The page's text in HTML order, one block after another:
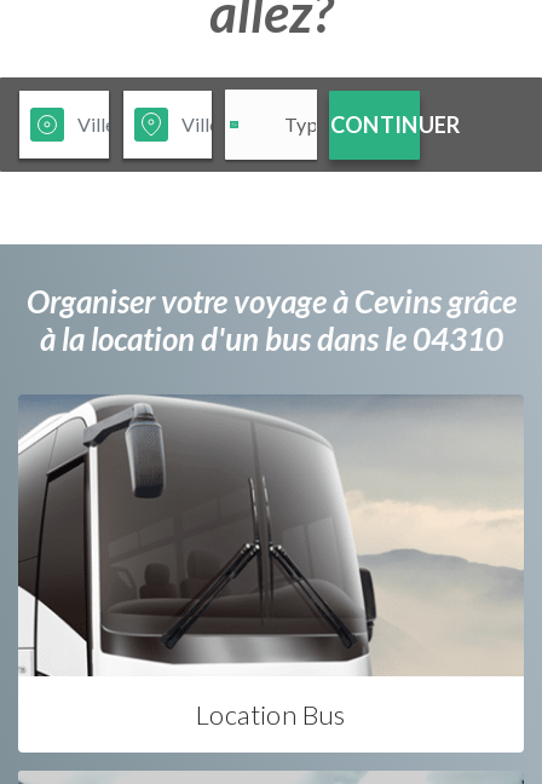
CONTINUER
Organiser votre voyage à Cevins grâce
à la location d'un bus dans le 04310
Location Bus